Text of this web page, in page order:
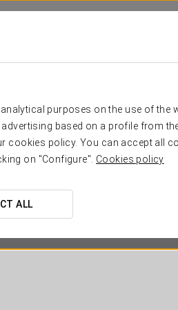
purposes on the use of the
based on a profile from
cookies policy. You can accept all
on "Configure". Cookies policy
ALL